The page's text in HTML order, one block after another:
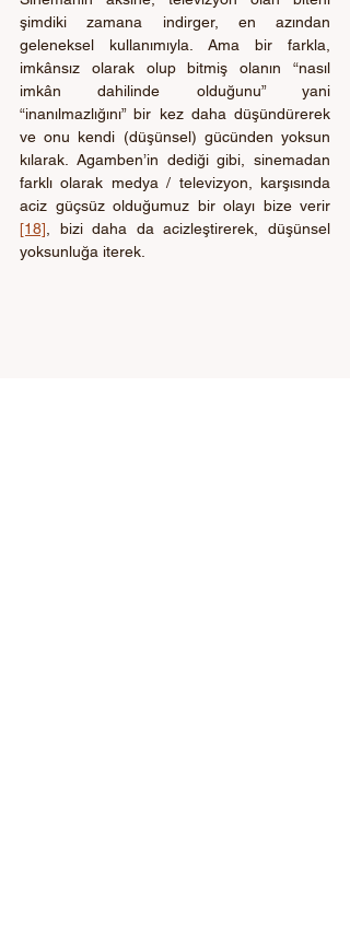
şimdiki zamana indirger, en azından
geleneksel kullanımıyla. Ama bir farkla,
imkânsız olarak olup bitmiş olanın “nasıl
imkân dahilinde olduğunu” yani
“inanılmazlığını” bir kez daha düşündürerek
ve onu kendi (düşünsel) gücünden yoksun
kılarak. Agamben’in dediği gibi, sinemadan
farklı olarak medya / televizyon, karşısında
[18], bizi daha da acizleştirerek, düşünsel
yoksunluğa iterek.